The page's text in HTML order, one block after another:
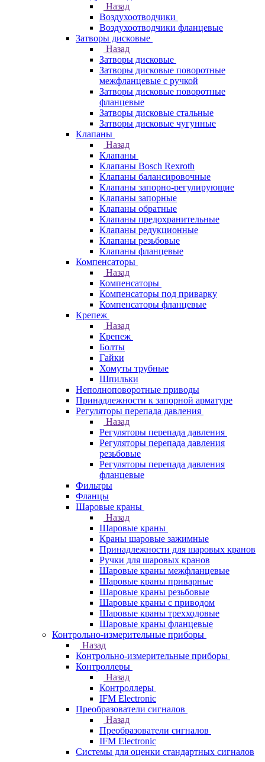
Назад
Воздухоотводчики
Воздухоотводчики фланцевые
Затворы дисковые
Назад
Затворы дисковые
Затворы дисковые поворотные
межфланцевые с ручкой
Затворы дисковые поворотные
фланцевые
Затворы дисковые стальные
Затворы дисковые чугунные
Клапаны
Назад
Клапаны
Клапаны Bosch Rexroth
Клапаны балансировочные
Клапаны запорно-регулирующие
Клапаны запорные
Клапаны обратные
Клапаны предохранительные
Клапаны редукционные
Клапаны резьбовые
Клапаны фланцевые
Компенсаторы
Назад
Компенсаторы
Компенсаторы под приварку
Компенсаторы фланцевые
Крепеж
Назад
Крепеж
Болты
Гайки
Хомуты трубные
Шпильки
Неполноповоротные приводы
Принадлежности к запорной арматуре
Регуляторы перепада давления
Назад
Регуляторы перепада давления
Регуляторы перепада давления
резьбовые
Регуляторы перепада давления
фланцевые
Фильтры
Фланцы
Шаровые краны
Назад
Шаровые краны
Краны шаровые зажимные
Принадлежности для шаровых кранов
Ручки для шаровых кранов
Шаровые краны межфланцевые
Шаровые краны приварные
Шаровые краны резьбовые
Шаровые краны с приводом
Шаровые краны трехходовые
Шаровые краны фланцевые
Контрольно-измерительные приборы
Назад
Контрольно-измерительные приборы
Контроллеры
Назад
Контроллеры
IFM Electronic
Преобразователи сигналов
Назад
Преобразователи сигналов
IFM Electronic
Системы для оценки стандартных сигналов